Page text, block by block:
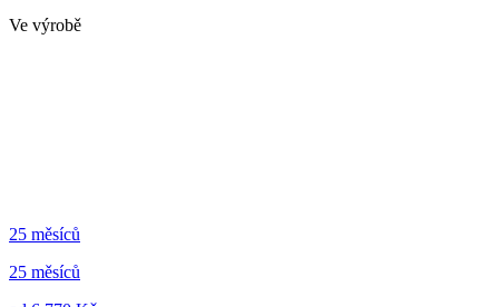
Ve výrobě
25 měsíců
25 měsíců